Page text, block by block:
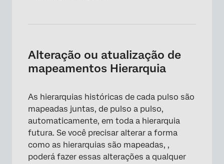
Alteração ou atualização de
mapeamentos Hierarquia
As hierarquias históricas de cada pulso são
mapeadas juntas, de pulso a pulso,
automaticamente, em toda a hierarquia
futura. Se você precisar alterar a forma
como as hierarquias são mapeadas, ,
poderá fazer essas alterações a qualquer